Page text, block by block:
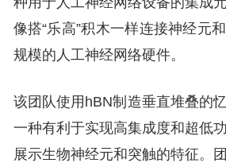
像搭“乐高”积木一样连接神经元
规模的人工神经网络硬件。
该团队使用hBN制造垂直堆叠的
一种有利于实现高集成度和超低
展示生物神经元和突触的特征。